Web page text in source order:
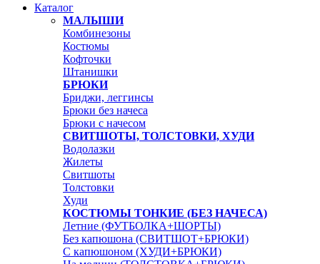
Каталог
МАЛЫШИ
Комбинезоны
Костюмы
Кофточки
Штанишки
БРЮКИ
Бриджи, леггинсы
Брюки без начеса
Брюки с начесом
СВИТШОТЫ, ТОЛСТОВКИ, ХУДИ
Водолазки
Жилеты
Свитшоты
Толстовки
Худи
КОСТЮМЫ ТОНКИЕ (БЕЗ НАЧЕСА)
Летние (ФУТБОЛКА+ШОРТЫ)
Без капюшона (СВИТШОТ+БРЮКИ)
С капюшоном (ХУДИ+БРЮКИ)